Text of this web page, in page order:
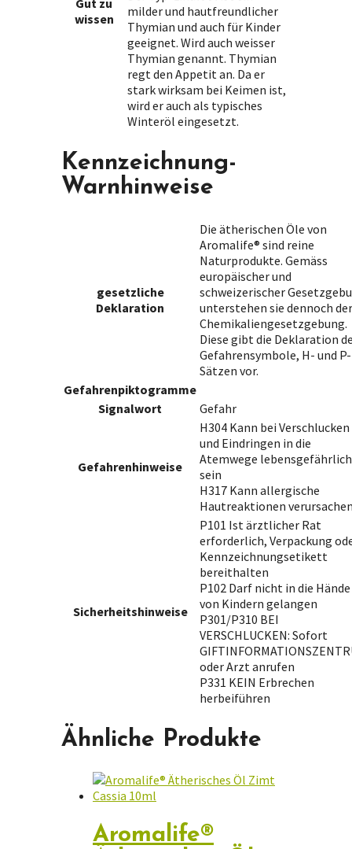
wissen
milder und hautfreundlicher
Thymian und auch für Kinder
geeignet. Wird auch weisser
Thymian genannt. Thymian
regt den Appetit an. Da er
stark wirksam bei Keimen ist,
wird er auch als typisches
Winteröl eingesetzt.
Kennzeichnung-
Warnhinweise
gesetzliche
Deklaration
Die ätherischen Öle von
Aromalife® sind reine
Naturprodukte. Gemäss
europäischer und
schweizerischer
unterstehen sie dennoch der
Chemikaliengesetzgebung.
Diese gibt die Deklaration
Gefahrensymbole, H- und P-
Sätzen vor.
Gefahrenpiktogramme
Signalwort
Gefahr
Gefahrenhinweise
H304 Kann bei Verschlucken
und Eindringen in die
Atemwege lebensgefährlich
sein
H317 Kann allergische
Hautreaktionen
Sicherheitshinweise
P101 Ist ärztlicher Rat
erforderlich, Verpackung
Kennzeichnungsetikett
bereithalten
P102 Darf nicht in die Hände
von Kindern gelangen
P301/P310 BEI
VERSCHLUCKEN: Sofort
oder Arzt anrufen
P331 KEIN Erbrechen
herbeiführen
Ähnliche Produkte
Aromalife®